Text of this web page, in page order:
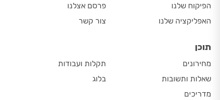
הפיקוח שלנו
האפליקציה שלנו
פרסם אצלנו
צור קשר
תוכן
מחירונים
שאלות ותשובות
מדריכים
תקלות ועבודות
בלוג